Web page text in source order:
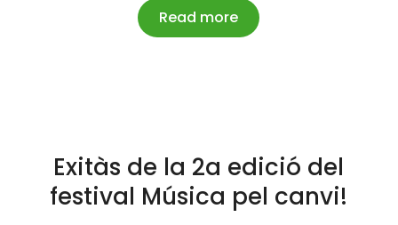
Read more
Exitàs de la 2a edició del
festival Música pel canvi!